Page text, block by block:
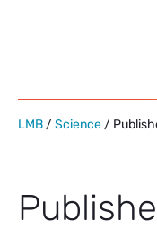
LMB /Science /